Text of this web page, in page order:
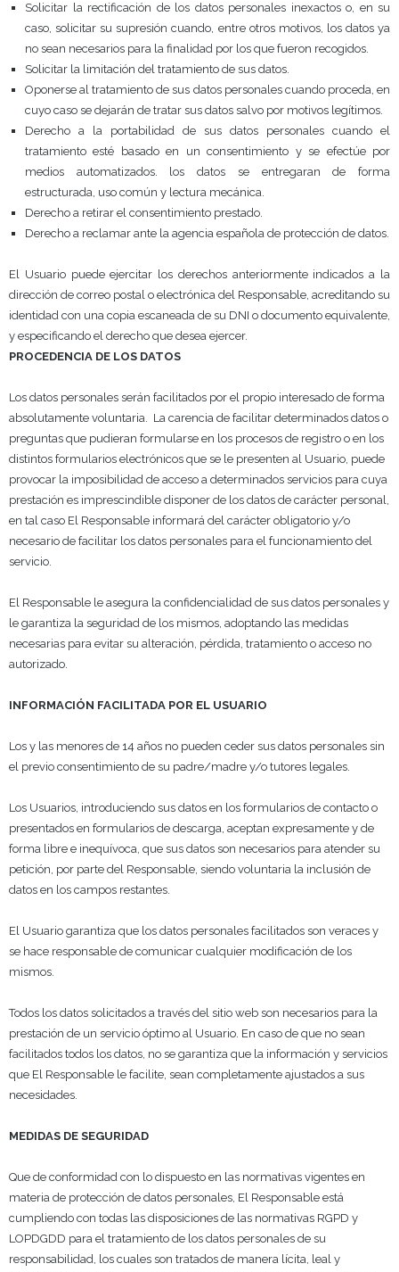
Solicitar la rectificación de los datos personales inexactos o, en su
caso, solicitar su supresión cuando, entre otros motivos, los datos ya
no sean necesarios para la finalidad por los que fueron recogidos.
Solicitar la limitación del tratamiento de sus datos.
Oponerse al tratamiento de sus datos personales cuando proceda, en
cuyo caso se dejarán de tratar sus datos salvo por motivos legítimos.
Derecho a la portabilidad de sus datos personales cuando el
tratamiento esté basado en un consentimiento y se efectúe por
medios automatizados. los datos se entregaran de forma
estructurada, uso común y lectura mecánica.
Derecho a retirar el consentimiento prestado.
Derecho a reclamar ante la agencia española de protección de datos.
El Usuario puede ejercitar los derechos anteriormente indicados a la
dirección de correo postal o electrónica del Responsable, acreditando su
identidad con una copia escaneada de su DNI o documento equivalente,
y especificando el derecho que desea ejercer.
PROCEDENCIA DE LOS DATOS
Los datos personales serán facilitados por el propio interesado de forma
absolutamente voluntaria. La carencia de facilitar determinados datos o
preguntas que pudieran formularse en los procesos de registro o en los
distintos formularios electrónicos que se le presenten al Usuario, puede
provocar la imposibilidad de acceso a determinados servicios para cuya
prestación es imprescindible disponer de los datos de carácter personal,
en tal caso El Responsable informará del carácter obligatorio y/o
necesario de facilitar los datos personales para el funcionamiento del
servicio.
El Responsable le asegura la confidencialidad de sus datos personales y
le garantiza la seguridad de los mismos, adoptando las medidas
necesarias para evitar su alteración, pérdida, tratamiento o acceso no
autorizado.
INFORMACIÓN FACILITADA POR EL USUARIO
Los y las menores de 14 años no pueden ceder sus datos personales sin
el previo consentimiento de su padre/madre y/o tutores legales.
Los Usuarios, introduciendo sus datos en los formularios de contacto o
presentados en formularios de descarga, aceptan expresamente y de
forma libre e inequívoca, que sus datos son necesarios para atender su
petición, por parte del Responsable, siendo voluntaria la inclusión de
datos en los campos restantes.
El Usuario garantiza que los datos personales facilitados son veraces y
se hace responsable de comunicar cualquier modificación de los
mismos.
Todos los datos solicitados a través del sitio web son necesarios para la
prestación de un servicio óptimo al Usuario. En caso de que no sean
facilitados todos los datos, no se garantiza que la información y servicios
que El Responsable le facilite, sean completamente ajustados a sus
necesidades.
MEDIDAS DE SEGURIDAD
Que de conformidad con lo dispuesto en las normativas vigentes en
materia de protección de datos personales, El Responsable está
cumpliendo con todas las disposiciones de las normativas RGPD y
LOPDGDD para el tratamiento de los datos personales de su
responsabilidad, los cuales son tratados de manera lícita, leal y